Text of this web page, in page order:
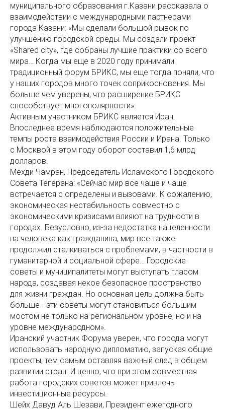
муниципального образования г.Казани рассказала о
взаимодействии с международными партнерами
города Казани: «Мы сделали большой рывок по
улучшению городской среды. Мы создали проект
«Shared city», где собраны лучшие практики со всего
мира… Когда мы еще в 2020 году принимали
традиционный форум БРИКС, мы еще тогда поняли, что
у наших городов много точек соприкосновения. Мы
больше чем уверены, что расширение БРИКС
способствует многополярности».
Активным участником БРИКС является Иран.
Впоследнее время наблюдаются положительные
темпы роста взаимодействия России и Ирана. Только
с Москвой в этом году оборот составил 1,6 млрд
долларов.
Мехди Чамран, Председатель Исламского Городского
Совета Тегерана: «Сейчас мир все чаще и чаще
встречается с определены и вызовами. К сожалению,
экономическая нестабильность совместно с
экономическими кризисами влияют на трудности в
городах. Безусловно, из-за недостатка нацеленности
на человека как гражданина, мир все также
продолжил сталкиваться с проблемами, в частности в
гуманитарной и социальной сфере… Городские
советы и муниципалитеты могут выступать гласом
народа, создавая некое безопасное пространство
для жизни граждан. Но основная цель должна быть
больше - эти советы могут становиться большим
мостом не только на региональном уровне, но и на
уровне международном».
Иранский участник Форума уверен, что города могут
использовать народную дипломатию, запуская общие
проекты, тем самым оставляя важный след в общем
развитии стран. И ценно, что при этом совместная
работа городских советов может привлечь
инвестиционные ресурсы.
Шейх Давуд Аль Шезави, Президент ежегодного